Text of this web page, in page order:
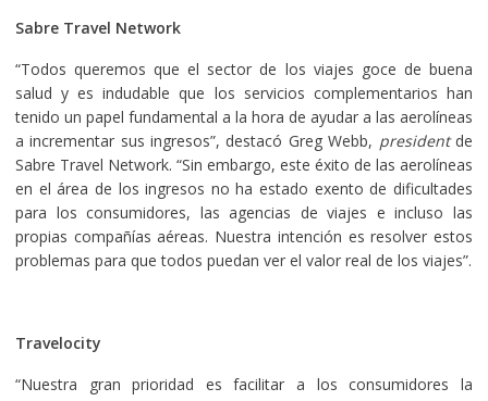
Sabre Travel Network
“Todos queremos que el sector de los viajes goce de buena
salud y es indudable que los servicios complementarios han
tenido un papel fundamental a la hora de ayudar a las aerolíneas
a incrementar sus ingresos”, destacó Greg Webb, presidentde
Sabre Travel Network. “Sin embargo, este éxito de las aerolíneas
en el área de los ingresos no ha estado exento de dificultades
para los consumidores, las agencias de viajes e incluso las
propias compañías aéreas. Nuestra intención es resolver estos
problemas para que todos puedan ver el valor real de los viajes”.
Travelocity
“Nuestra gran prioridad es facilitar a los consumidores la